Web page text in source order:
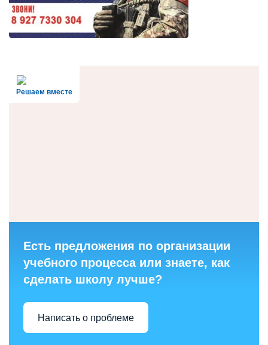
Решаем вместе
Есть предложения по организации
учебного процесса или знаете, как
сделать школу лучше?
Написать о проблеме